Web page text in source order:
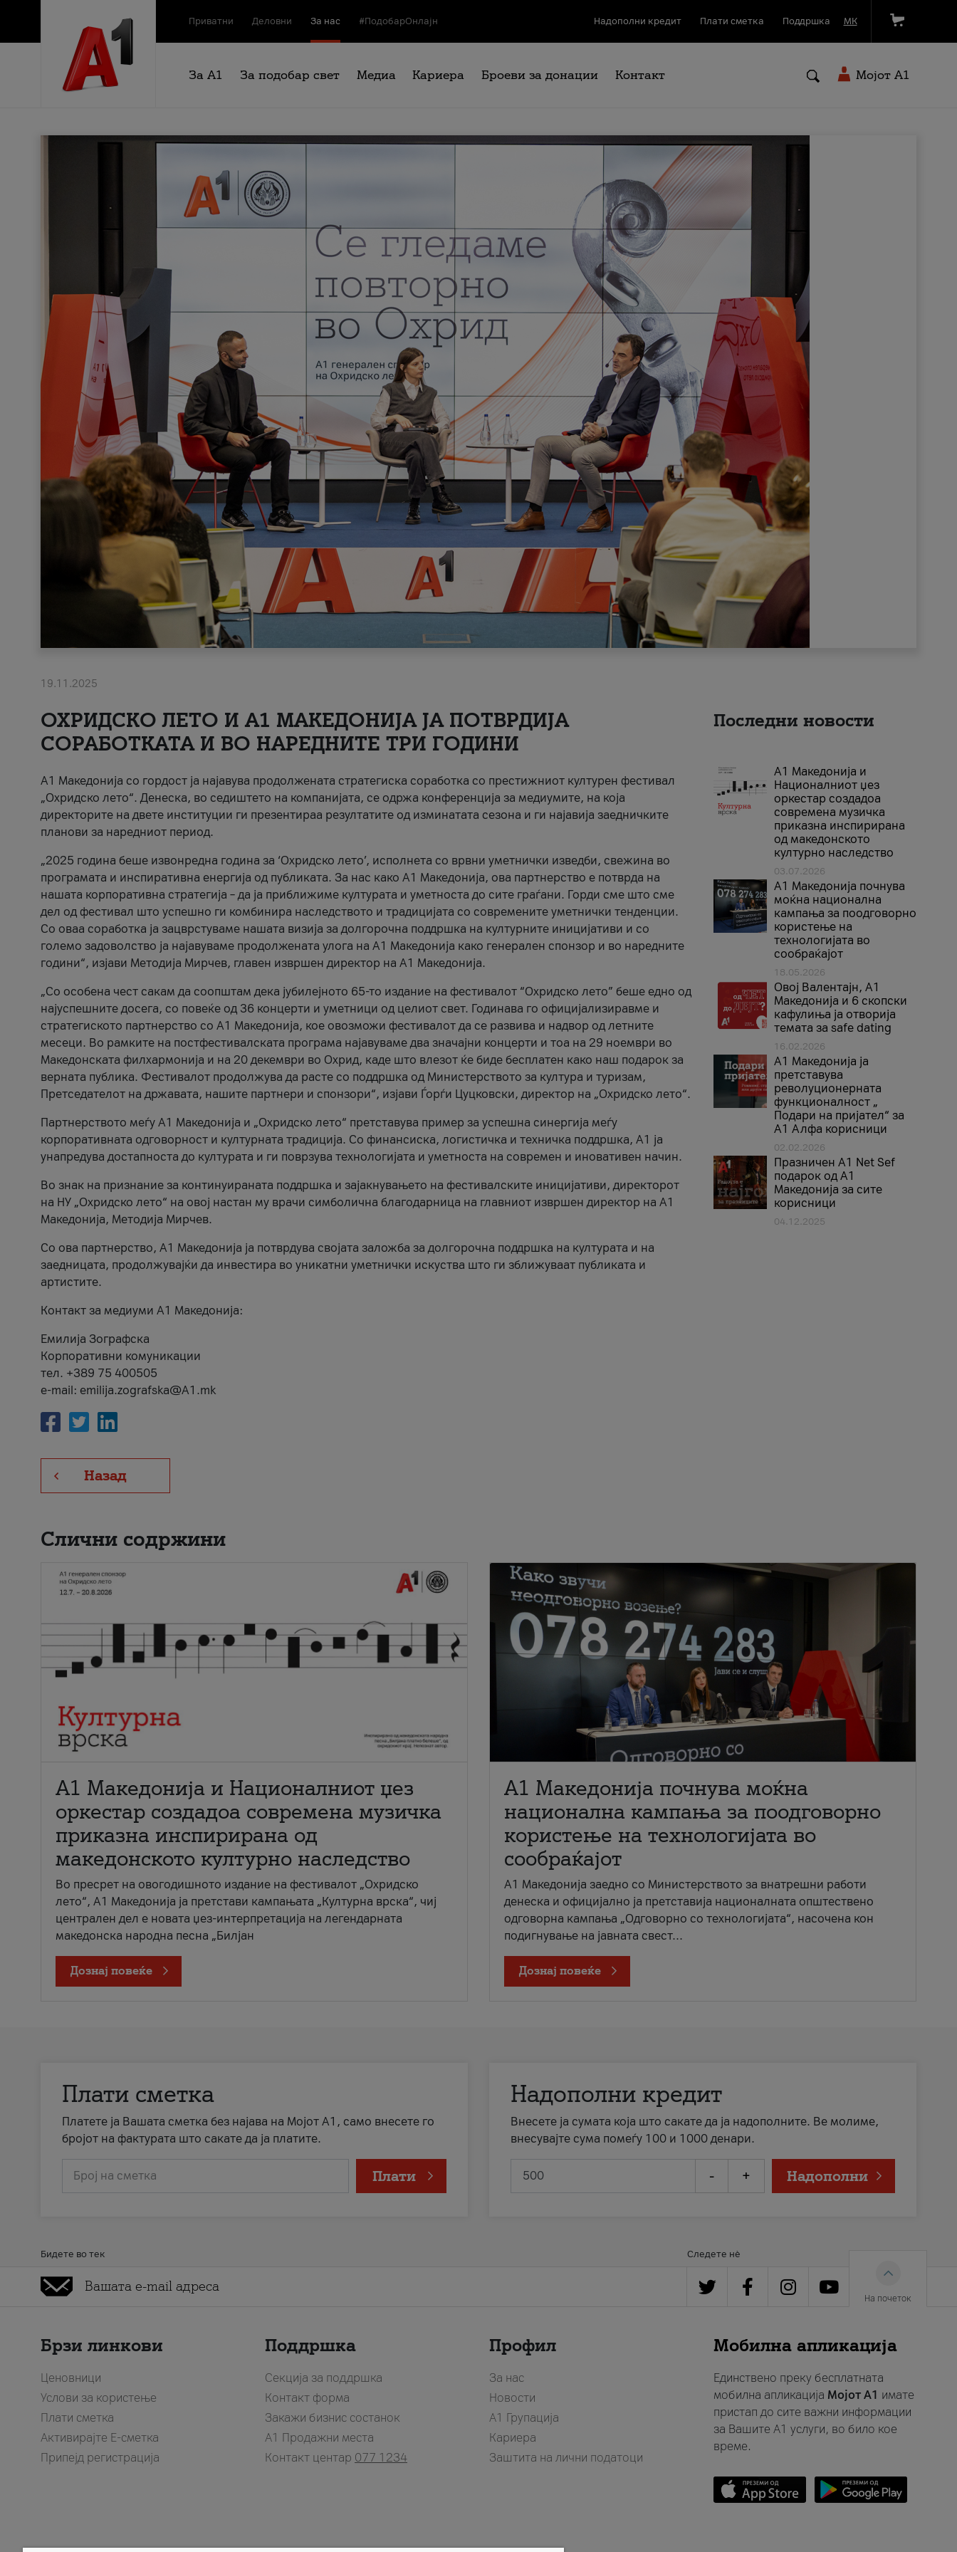
Приватни Деловни За нас #ПодобарОнлајн Надополни кредит Плати сметка Поддршка МК
За А1 За подобар свет Медиа Кариера Броеви за донации Контакт Мојот A1
19.11.2025
ОХРИДСКО ЛЕТО И A1 МАКЕДОНИЈА ЈА ПОТВРДИЈА
СОРАБОТКАТА И ВО НАРЕДНИТЕ ТРИ ГОДИНИ
A1 Македонија со гордост ја најавува продолжената стратегиска соработка со престижниот културен фестивал
„Охридско лето“. Денеска, во седиштето на компанијата, се одржа конференција за медиумите, на која
директорите на двете институции ги презентираа резултатите од изминатата сезона и ги најавија заедничките
планови за наредниот период.
„2025 година беше извонредна година за ‘Охридско лето’, исполнета со врвни уметнички изведби, свежина во
програмата и инспиративна енергија од публиката. За нас како A1 Македонија, ова партнерство е потврда на
нашата корпоративна стратегија – да ја приближиме културата и уметноста до сите граѓани. Горди сме што сме
дел од фестивал што успешно ги комбинира наследството и традицијата со современите уметнички тенденции.
Со оваа соработка ја зацврстуваме нашата визија за долгорочна поддршка на културните иницијативи и со
големо задоволство ја најавуваме продолжената улога на A1 Македонија како генерален спонзор и во наредните
години“, изјави Методија Мирчев, главен извршен директор на A1 Македонија.
„Со особена чест сакам да соопштам дека јубилејното 65-то издание на фестивалот “Охридско лето” беше едно од
најуспешните досега, со повеќе од 36 концерти и уметници од целиот свет. Годинава го официјализиравме и
стратегиското партнерство со А1 Македонија, кое овозможи фестивалот да се развива и надвор од летните
месеци. Во рамките на постфестивалската програма најавуваме два значајни концерти и тоа на 29 ноември во
Македонската филхармонија и на 20 декември во Охрид, каде што влезот ќе биде бесплатен како наш подарок за
верната публика. Фестивалот продолжува да расте со поддршка од Министерството за култура и туризам,
Претседателот на државата, нашите партнери и спонзори“, изјави Ѓорѓи Цуцковски, директор на „Охридско лето“.
Партнерството меѓу A1 Македонија и „Охридско лето“ претставува пример за успешна синергија меѓу
корпоративната одговорност и културната традиција. Со финансиска, логистичка и техничка поддршка, A1 ја
унапредува достапноста до културата и ги поврзува технологијата и уметноста на современ и иновативен начин.
Во знак на признание за континуираната поддршка и зајакнувањето на фестивалските иницијативи, директорот
на НУ „Охридско лето“ на овој настан му врачи симболична благодарница на главниот извршен директор на A1
Македонија, Методија Мирчев.
Со ова партнерство, A1 Македонија ја потврдува својата заложба за долгорочна поддршка на културата и на
заедницата, продолжувајќи да инвестира во уникатни уметнички искуства што ги зближуваат публиката и
артистите.
Контакт за медиуми А1 Македонија:
Емилија Зографска
Корпоративни комуникации
тел. +389 75 400505
e-mail: emilija.zografska@A1.mk
Назад
Последни новости
А1 Македонија и
Националниот џез
оркестар создадоа
современа музичка
приказна инспирирана
од македонското
културно наследство
03.07.2026
A1 Македонија почнува
моќна национална
кампања за поодговорно
користење на
технологијата во
сообраќајот
18.05.2026
Овој Валентајн, A1
Македонија и 6 скопски
кафулиња ја отворија
темата за safe dating
16.02.2026
А1 Македонија ја
претставува
револуционерната
функционалност „
Подари на пријател“ за
А1 Алфа корисници
02.02.2026
Празничен A1 Net Sеf
подарок од А1
Македонија за сите
корисници
04.12.2025
Слични содржини
А1 Македонија и Националниот џез
оркестар создадоа современа музичка
приказна инспирирана од
македонското културно наследство
Во пресрет на овогодишното издание на фестивалот „Охридско
лето“, А1 Македонија ја претстави кампањата „Културна врска“, чиј
централен дел е новата џез-интерпретација на легендарната
македонска народна песна „Билјан
Дознај повеќе
A1 Македонија почнува моќна
национална кампања за поодговорно
користење на технологијата во
сообраќајот
A1 Македонија заедно со Министерството за внатрешни работи
денеска и официјално ја претставија националната општествено
одговорна кампања „Одговорно со технологијата“, насочена кон
подигнување на јавната свест...
Дознај повеќе
Плати сметка
Платете ја Вашата сметка без најава на Мојот А1, само внесете го
бројот на фактурата што сакате да ја платите.
Број на сметка Плати
Надополни кредит
Внесете ја сумата која што сакате да ја надополните. Ве молиме,
внесувајте сума помеѓу 100 и 1000 денари.
- + Надополни
Бидете во тек Следете нè
На почеток
Брзи линкови
Ценовници
Услови за користење
Плати сметка
Активирајте Е-сметка
Припејд регистрација
Поддршка
Секција за поддршка
Контакт форма
Закажи бизнис состанок
A1 Продажни места
Контакт центар 077 1234
Профил
За нас
Новости
А1 Групација
Кариера
Заштита на лични податоци
Мобилна апликација
Единствено преку бесплатната
мобилна апликација Мојот A1 имате
пристап до сите важни информации
за Вашите A1 услуги, во било кое
време.